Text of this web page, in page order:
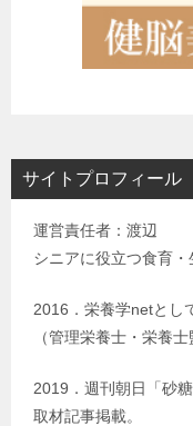
サイトプロフィール
運営責任者：渡辺
シニアに役立つ食育・
2016．栄養学netとし
（管理栄養士・栄養士
2019．週刊朝日「砂
取材記事掲載。